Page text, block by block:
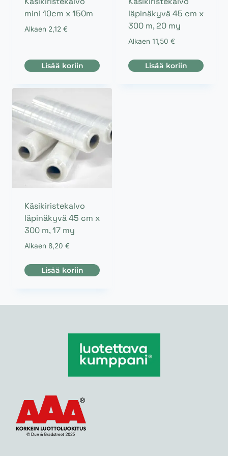
mini 10cm x 150m
Alkaen 2,12 €
Lisää koriin
läpinäkyvä 45 cm x
300 m, 20 my
Alkaen 11,50 €
Lisää koriin
Käsikiristekalvo
läpinäkyvä 45 cm x
300 m, 17 my
Alkaen 8,20 €
Lisää koriin